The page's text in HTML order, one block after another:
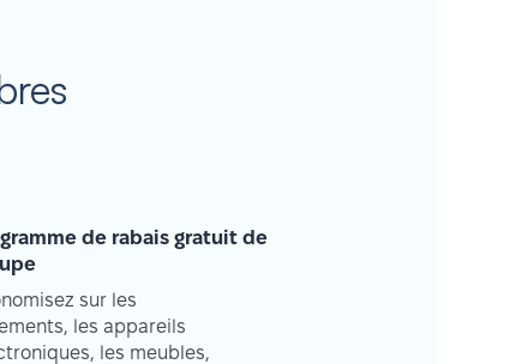
de rabais gratuit de
sur les
les appareils
les meubles,